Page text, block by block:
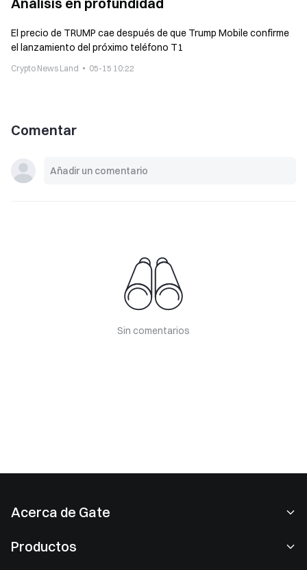
El precio de TRUMP cae después de que Trump Mobile confirme
el lanzamiento del próximo teléfono T1
Crypto News Land 05-15 10:22
Comentar
Sin comentarios
Acerca de Gate
Productos